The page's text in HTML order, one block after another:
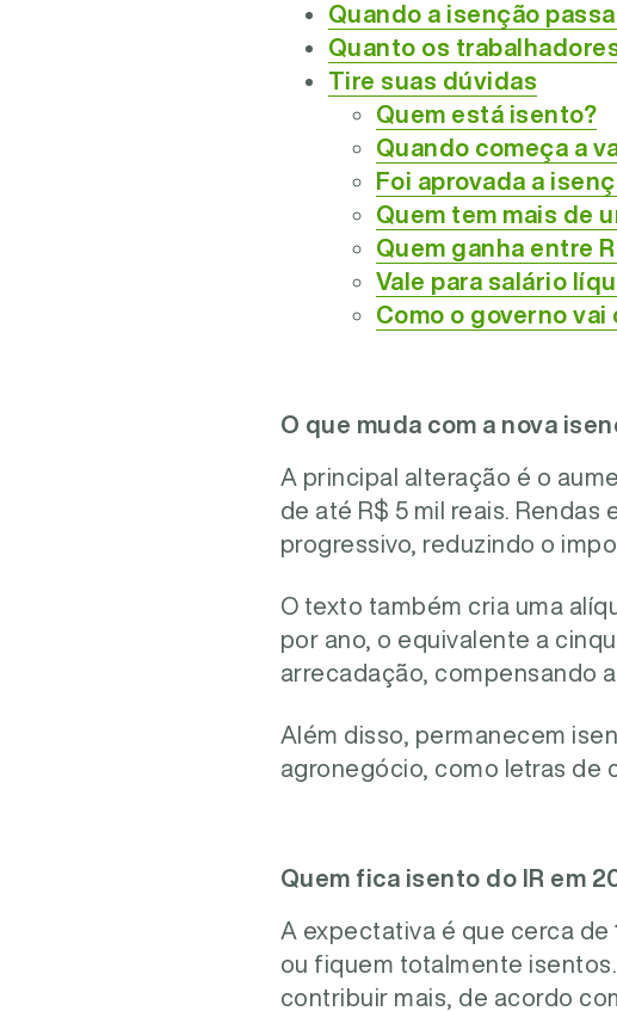
Quando a isenção
Quanto os
Tire suas dúvidas
Quem está isento?
Quando começa a
Foi aprovada a
Quem tem mais de
Quem ganha entre
Vale para salário
Como o governo vai
O que muda com a nova
A principal alteração é o
de até R$ 5 mil reais. Rendas
progressivo, reduzindo o
O texto também cria uma
por ano, o equivalente a
arrecadação, compensando
Além disso, permanecem
agronegócio, como letras de
Quem fica isento do IR em
A expectativa é que cerca de
ou fiquem totalmente
contribuir mais, de acordo